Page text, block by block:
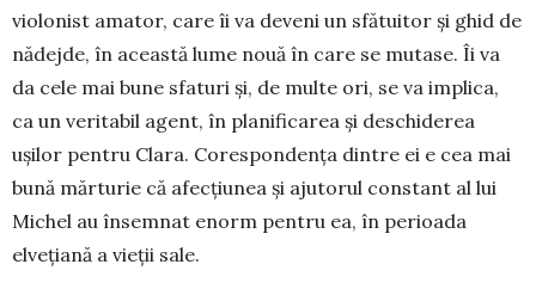
violonist amator, care îi va deveni un sfătuitor și ghid de
nădejde, în această lume nouă în care se mutase. Îi va
da cele mai bune sfaturi și, de multe ori, se va implica,
ca un veritabil agent, în planificarea și deschiderea
ușilor pentru Clara. Corespondența dintre ei e cea mai
bună mărturie că afecțiunea și ajutorul constant al lui
Michel au însemnat enorm pentru ea, în perioada
elvețiană a vieții sale.